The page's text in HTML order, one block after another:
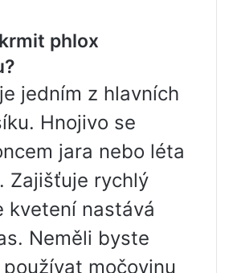
phlox
jedním z hlavních
Hnojivo se
jara nebo léta
Zajišťuje rychlý
kvetení nastává
Neměli byste
močovinu